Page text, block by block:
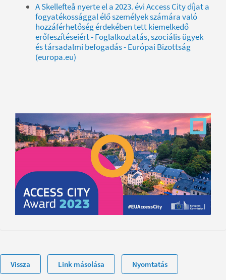
A Skellefteå nyerte el a 2023. évi Access City díjat a
fogyatékossággal élő személyek számára való
hozzáférhetőség érdekében tett kiemelkedő
erőfeszítéseiért - Foglalkoztatás, szociális ügyek
és társadalmi befogadás - Európai Bizottság
(europa.eu)
Vissza Link másolása Nyomtatás